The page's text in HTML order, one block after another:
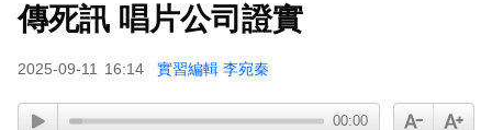
父親節憶亡父淚崩
傳死訊 唱片公司證實
2025-09-11 16:14 實習編輯 李宛秦
00:00